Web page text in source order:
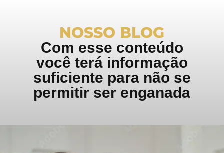
NOSSO BLOG
Com esse conteúdo
você terá informação
suficiente para não se
permitir ser enganada